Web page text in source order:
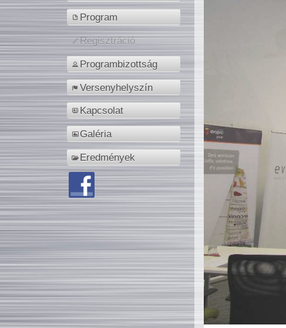
Program
Regisztráció
Programbizottság
Versenyhelyszín
Kapcsolat
Galéria
Eredmények